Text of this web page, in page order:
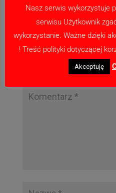
Prześlij komentarz
Twój adres email nie
Wymagane pola są
Nasz serwis wykorzystuje
serwisu Użytkownik
wykorzystanie. Ważne dzięki
! Treść polityki dotyczącej
Akceptuję